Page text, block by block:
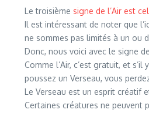
Le troisième signe de l’Air est
Il est intéressant de noter que
ne sommes pas limités à un ou
Donc, nous voici avec le signe
Comme l’Air, c’est gratuit, et
poussez un Verseau, vous
Le Verseau est un esprit créatif
Certaines créatures ne peuvent